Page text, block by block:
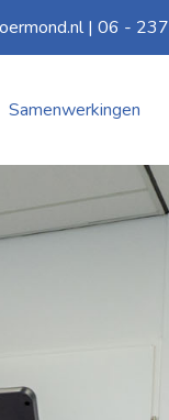
| 06 -
Samenwerkingen